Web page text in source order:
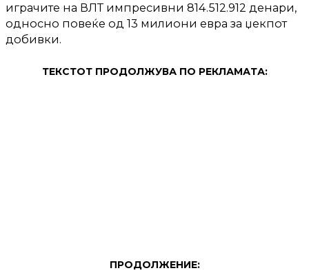
играчите на ВЛТ импресивни 814.512.912 денари,
односно повеќе од 13 милиони евра за џекпот
добивки.
ТЕКСТОТ ПРОДОЛЖУВА ПО РЕКЛАМАТА:
ПРОДОЛЖЕНИЕ: